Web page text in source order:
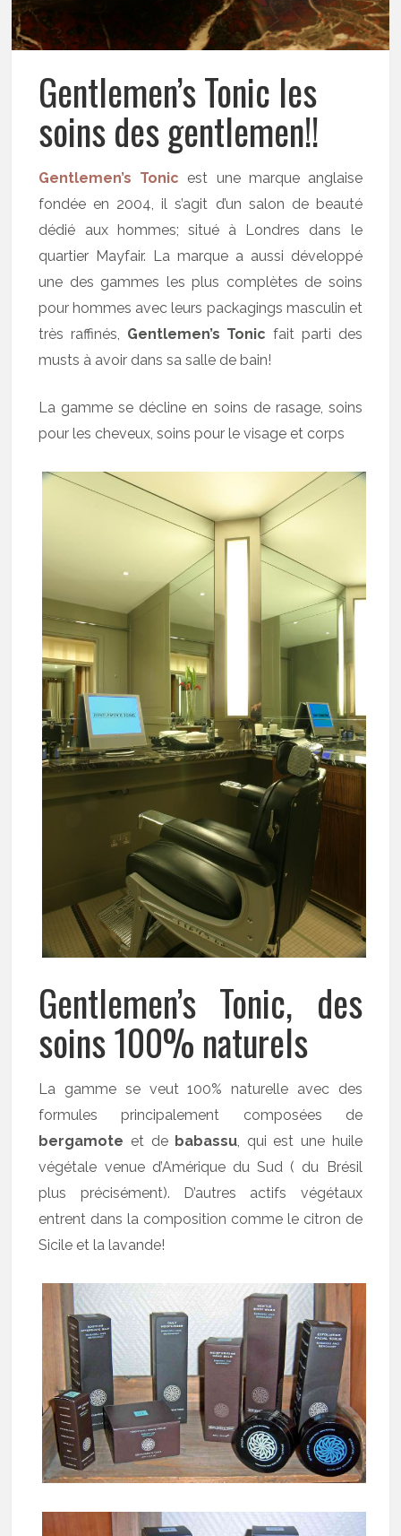
Gentlemen’s Tonic les
soins des gentlemen!!
Gentlemen’s Tonic est une marque anglaise
fondée en 2004, il s’agit d’un salon de beauté
dédié aux hommes; situé à Londres dans le
quartier Mayfair. La marque a aussi développé
une des gammes les plus complètes de soins
pour hommes avec leurs packagings masculin et
très raffinés, Gentlemen’s Tonic fait parti des
musts à avoir dans sa salle de bain!
La gamme se décline en soins de rasage, soins
pour les cheveux, soins pour le visage et corps
Gentlemen’s Tonic, des
soins 100% naturels
La gamme se veut 100% naturelle avec des
formules principalement composées de
bergamote et de babassu, qui est une huile
végétale venue d’Amérique du Sud ( du Brésil
plus précisément). D’autres actifs végétaux
entrent dans la composition comme le citron de
Sicile et la lavande!